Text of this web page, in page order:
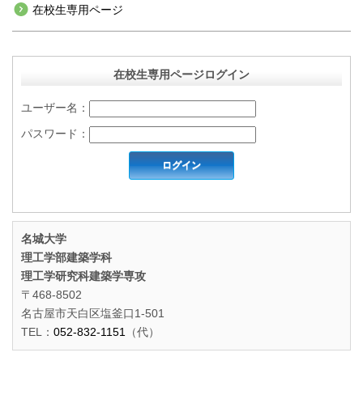
在校生専用ページ
在校生専用ページログイン
ユーザー名：
パスワード：
名城大学
理工学部建築学科
理工学研究科建築学専攻
〒468-8502
名古屋市天白区塩釜口1-501
TEL： 052-832-1151 （代）